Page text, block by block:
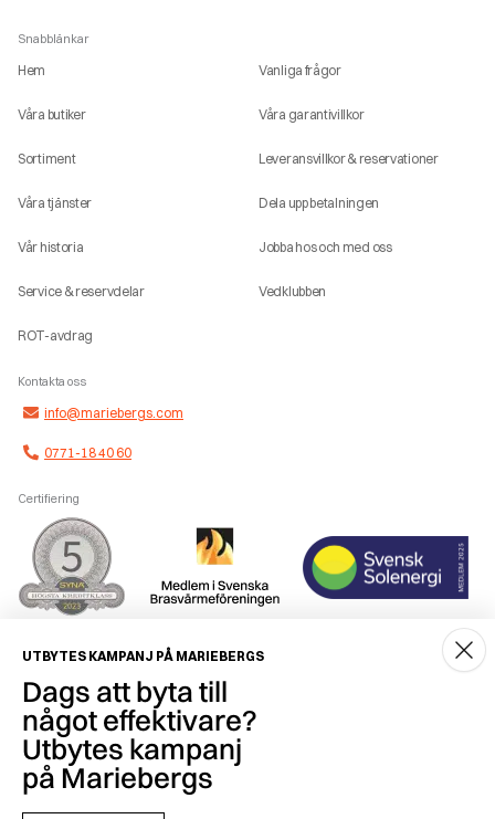
Snabblänkar
Hem
Våra butiker
Sortiment
Våra tjänster
Vår historia
Service & reservdelar
ROT-avdrag
Vanliga frågor
Våra garantivillkor
Leveransvillkor & reservationer
Dela upp betalningen
Jobba hos och med oss
Vedklubben
Kontakta oss
info@mariebergs.com
0771-18 40 60
Certifiering
Smidig betalning
UTBYTES KAMPANJ PÅ MARIEBERGS
Dags att byta till
något effektivare?
Utbytes kampanj
på Mariebergs